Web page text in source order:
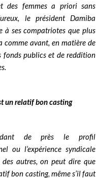
des femmes a priori sans
le président Damiba
à ses compatriotes que plus
comme avant, en matière de
fonds publics et de reddition
un relatif bon casting
de près le profil
ou l’expérience syndicale
autres, on peut dire que
bon casting, même s’il faut